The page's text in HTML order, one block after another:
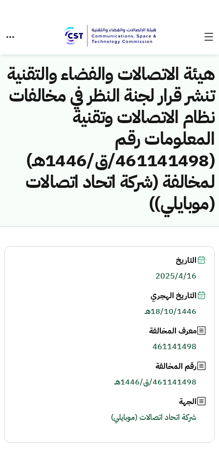
هيئة الاتصالات والفضاء والتقنية
تنشر قرار لجنة النظر في مخالفات
نظام الاتصالات وتقنية
المعلومات رقم
(461141498/ق/1446هـ)
لمخالفة (شركة اتحاد اتصالات
(موبايلي))
التاريخ
2025/4/16
التاريخ الهجري
18/10/1446هـ
معرف المخالفة
461141498
رقم المخالفة
461141498/ق/1446هـ
الجهة
شركة اتحاد اتصالات (موبايلي)